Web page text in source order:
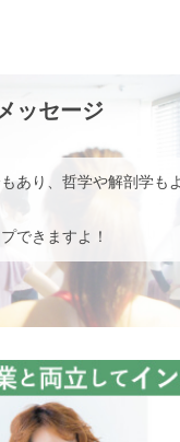
ッセージ
あり、哲学や解剖学も
できますよ！